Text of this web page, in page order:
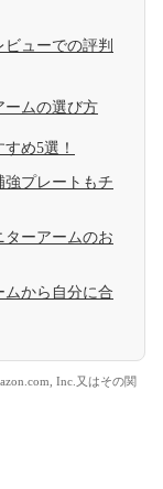
ューでの評判
ームの選び方
め5選！
プレートもチ
ターアームのお
から自分に合
Inc.又はその関